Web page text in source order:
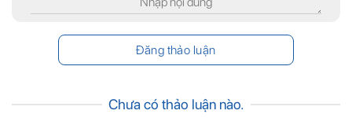
Chưa có thảo luận nào.